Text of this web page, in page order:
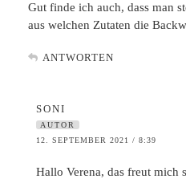
Gut finde ich auch, dass man
aus welchen Zutaten die
ANTWORTEN
SONI
AUTOR
12. SEPTEMBER 2021 / 8:39
Hallo Verena, das freut mich